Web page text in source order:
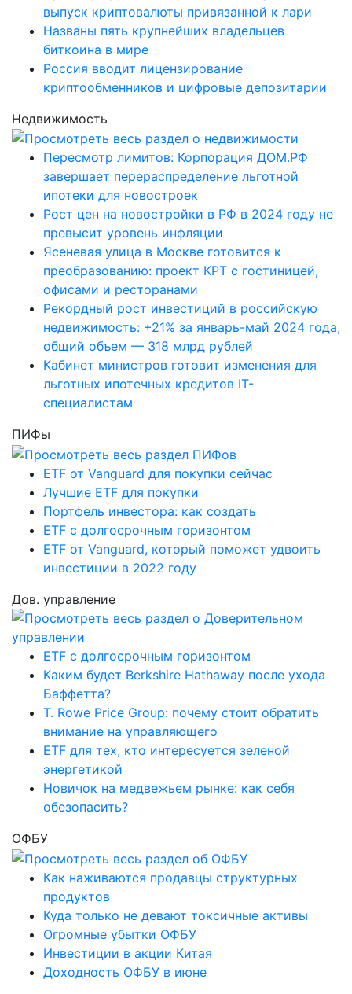
выпуск криптовалюты привязанной к лари
Названы пять крупнейших владельцев
биткоина в мире
Россия вводит лицензирование
криптообменников и цифровые депозитарии
Недвижимость
Пересмотр лимитов: Корпорация ДОМ.РФ
завершает перераспределение льготной
ипотеки для новостроек
Рост цен на новостройки в РФ в 2024 году не
превысит уровень инфляции
Ясеневая улица в Москве готовится к
преобразованию: проект КРТ с гостиницей,
офисами и ресторанами
Рекордный рост инвестиций в российскую
недвижимость: +21% за январь-май 2024 года,
общий объем — 318 млрд рублей
Кабинет министров готовит изменения для
льготных ипотечных кредитов IT-
специалистам
ПИФы
ETF от Vanguard для покупки сейчас
Лучшие ETF для покупки
Портфель инвестора: как создать
ETF с долгосрочным горизонтом
ETF от Vanguard, который поможет удвоить
инвестиции в 2022 году
Дов. управление
ETF с долгосрочным горизонтом
Каким будет Berkshire Hathaway после ухода
Баффетта?
T. Rowe Price Group: почему стоит обратить
внимание на управляющего
ETF для тех, кто интересуется зеленой
энергетикой
Новичок на медвежьем рынке: как себя
обезопасить?
ОФБУ
Как наживаются продавцы структурных
продуктов
Куда только не девают токсичные активы
Огромные убытки ОФБУ
Инвестиции в акции Китая
Доходность ОФБУ в июне